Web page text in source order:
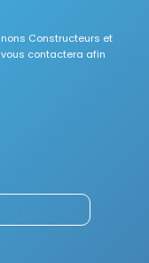
Constructeurs et
contactera afin